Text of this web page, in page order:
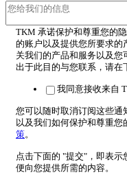
TKM 承诺保护和尊重您的
的账户以及提供您所要求的
关我们的产品和服务以及您
出于此目的与您联系，请在
我同意接收来自
您可以随时取消订阅这些通
以及我们如何保护和尊重
策。
点击下面的 "提交"，即表示
便向您提供所需的内容。